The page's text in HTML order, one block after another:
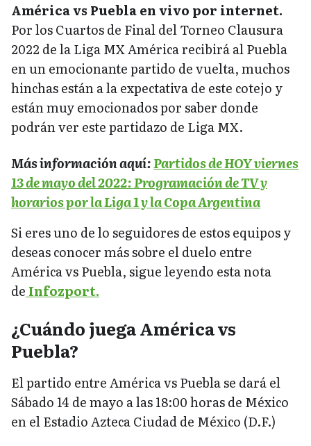
América vs Puebla en vivo por internet.
Por los Cuartos de Final del Torneo Clausura
2022 de la Liga MX América recibirá al Puebla
en un emocionante partido de vuelta, muchos
hinchas están a la expectativa de este cotejo y
están muy emocionados por saber donde
podrán ver este partidazo de Liga MX.
Más información aquí:Partidos de HOY viernes
13 de mayo del 2022: Programación de TV y
horarios por la Liga 1 y la Copa Argentina
Si eres uno de lo seguidores de estos equipos y
deseas conocer más sobre el duelo entre
América vs Puebla, sigue leyendo esta nota
de Infozport.
¿Cuándo juega América vs
Puebla?
El partido entre América vs Puebla se dará el
Sábado 14 de mayo a las 18:00 horas de México
en el Estadio Azteca Ciudad de México (D.F.)